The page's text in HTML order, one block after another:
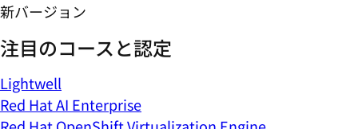
新バージョン
注目のコースと認定
Lightwell
Red Hat AI Enterprise